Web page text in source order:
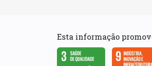
Esta informação